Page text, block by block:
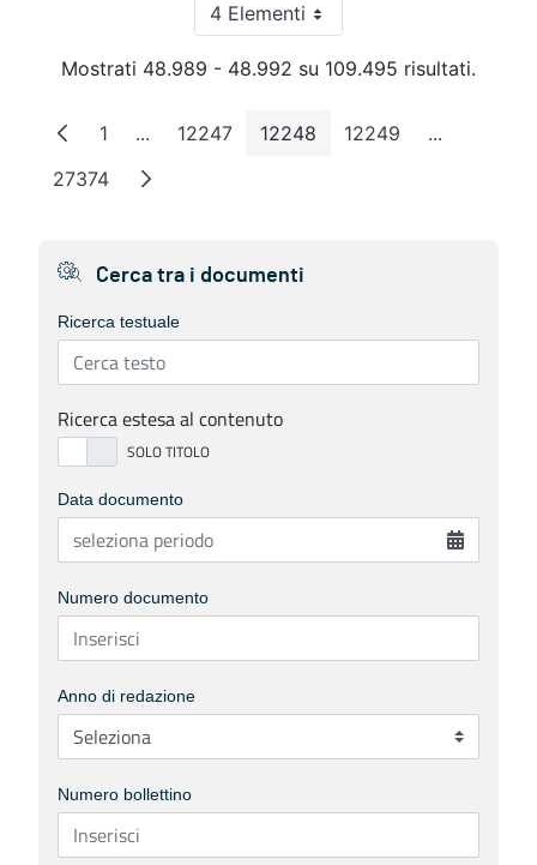
4 ElementiPer pagina
Mostrati 48.989 - 48.992 su 109.495 risultati.
Pagina
1 ...Pagine intermedie
Pagina
12247 Pagina
12248 Pagina
12249 ...Pagine
Pagina
27374
Cerca tra i documenti
Ricerca testuale
Ricerca estesa al contenuto
Data documento
Numero documento
Anno di redazione
Numero bollettino